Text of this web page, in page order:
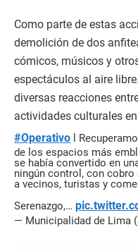
Como parte de estas
demolición de dos
cómicos, músicos y
espectáculos al aire
diversas reacciones
actividades culturales
#Operativo l
de los espacios más
se había convertido en
ningún control, con
a vecinos, turistas y
Serenazgo,…
— Municipalidad de Lima